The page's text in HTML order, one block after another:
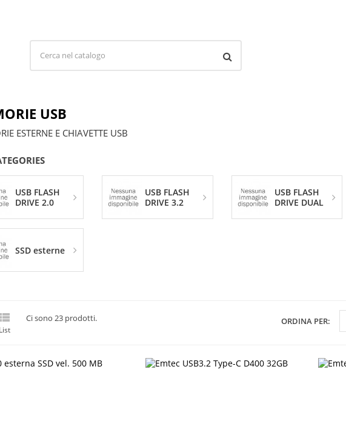
USB
ESTERNE E CHIAVETTE USB
USB FLASH
DRIVE 2.0
USB FLASH
DRIVE 3.2
USB FLASH
DRIVE DUAL
SSD esterne
Ci sono 23 prodotti. ORDINA PER: